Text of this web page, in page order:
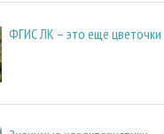
ФГИС ЛК – это еще цветочки